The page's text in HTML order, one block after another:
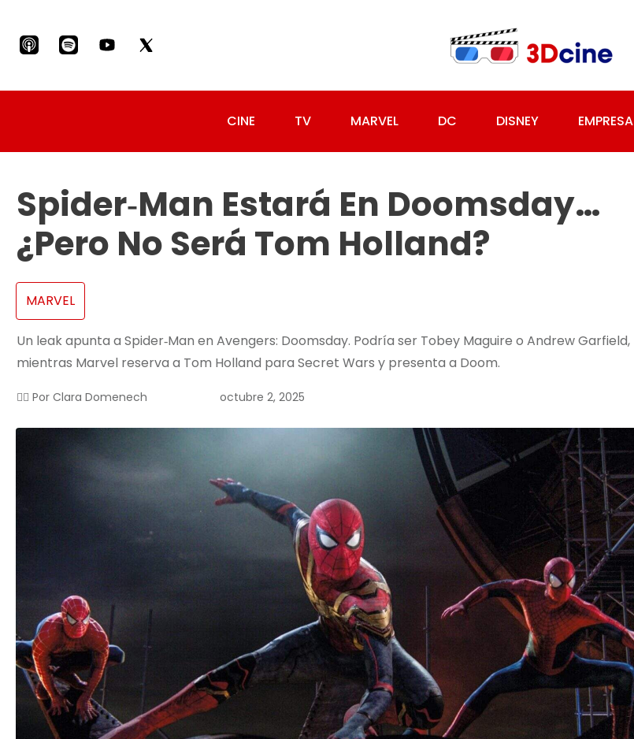
CINE TV MARVEL DC DISNEY EMPRESA
Spider‑Man Estará En Doomsday…
¿pero No Será Tom Holland?
MARVEL
Un leak apunta a Spider‑Man en Avengers: Doomsday. Podría ser Tobey Maguire o Andrew Garfield,
mientras Marvel reserva a Tom Holland para Secret Wars y presenta a Doom.
✍🏻 Por Clara Domenech octubre 2, 2025